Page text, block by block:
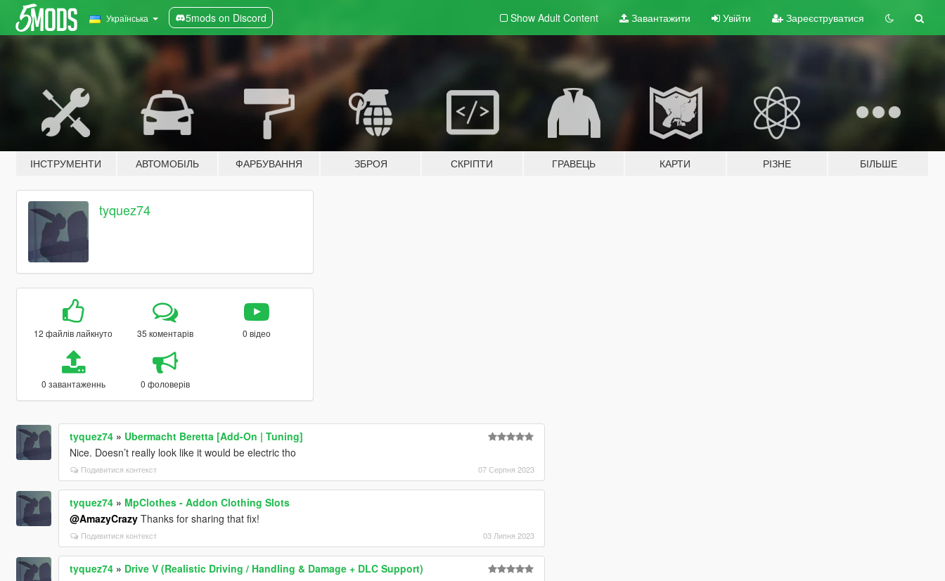
Українська 5mods on Discord Show Adult Content Завантажити Увійти Зареєструватися
ІНСТРУМЕНТИ АВТОМОБІЛЬ ФАРБУВАННЯ ЗБРОЯ СКРІПТИ ГРАВЕЦЬ КАРТИ РІЗНЕ БІЛЬШЕ
tyquez74
12 файлів лайкнуто 35 коментарів 0 відео
0 завантаженнь 0 фоловерів
tyquez74» Ubermacht Beretta [Add-On | Tuning]
Nice. Doesn’t really look like it would be electric tho
Подивитися контекст 07 Серпня 2023
tyquez74» MpClothes - Addon Clothing Slots
@AmazyCrazyThanks for sharing that fix!
Подивитися контекст 03 Липня 2023
tyquez74» Drive V (Realistic Driving / Handling & Damage + DLC Support)